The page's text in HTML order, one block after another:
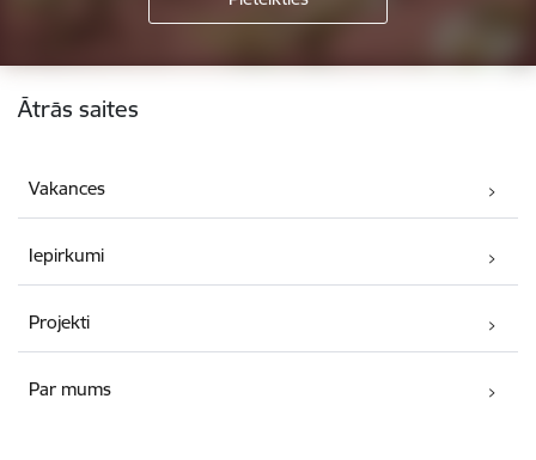
Kājene
Ātrās saites
Vakances
Iepirkumi
Projekti
Par mums